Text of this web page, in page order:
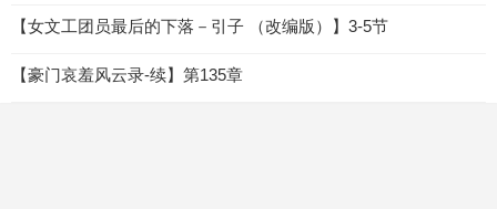
【女文工团员最后的下落－引子 （改编版）】3-5节
【豪门哀羞风云录-续】第135章